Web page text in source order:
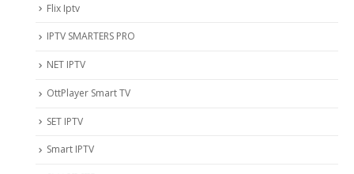
Flix Iptv
IPTV SMARTERS PRO
NET IPTV
OttPlayer Smart TV
SET IPTV
Smart IPTV